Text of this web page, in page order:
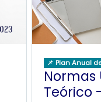
📌 Plan Anual
Normas
Teórico